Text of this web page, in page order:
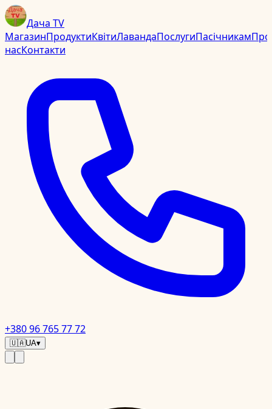
Дача TV
МагазинПродуктиКвітиЛавандаПослугиПасічникамПро
насКонтакти
+380 96 765 77 72
🇺🇦UA▾